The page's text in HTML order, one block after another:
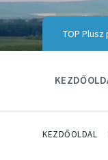
TOP Plusz
KEZDŐOLDAL